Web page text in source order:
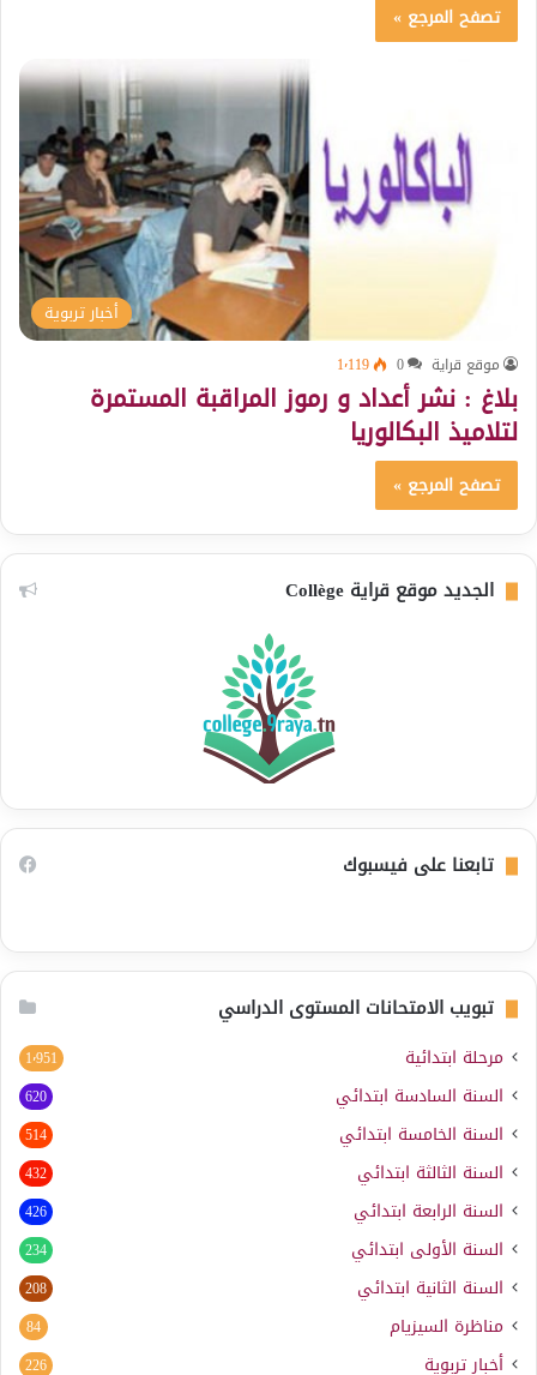
تصفح المرجع »
أخبار تربوية
موقع قراية 0 1٬119
بلاغ : نشر أعداد و رموز المراقبة المستمرة
لتلاميذ البكالوريا
تصفح المرجع »
الجديد موقع قراية Collège
تابعنا على فيسبوك
تبويب الامتحانات المستوى الدراسي
مرحلة ابتدائية 1٬951
السنة السادسة ابتدائي 620
السنة الخامسة ابتدائي 514
السنة الثالثة ابتدائي 432
السنة الرابعة ابتدائي 426
السنة الأولى ابتدائي 234
السنة الثانية ابتدائي 208
مناظرة السيزيام 84
أخبار تربوية 226